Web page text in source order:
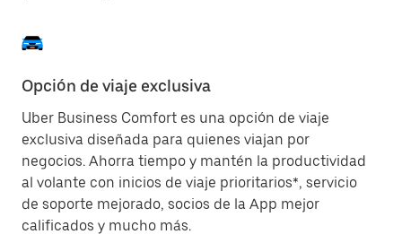
Opción de viaje exclusiva
Uber Business Comfort es una opción de viaje
exclusiva diseñada para quienes viajan por
negocios. Ahorra tiempo y mantén la productividad
al volante con inicios de viaje prioritarios*, servicio
de soporte mejorado, socios de la App mejor
calificados y mucho más.